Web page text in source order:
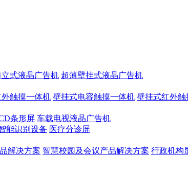
立式液晶广告机 超薄壁挂式液晶广告机
外触摸一体机 壁挂式电容触摸一体机 壁挂式红外触
条形屏 车载电视液晶广告机
能识别设备 医疗分诊屏
解决方案 智慧校园及会议产品解决方案 行政机构